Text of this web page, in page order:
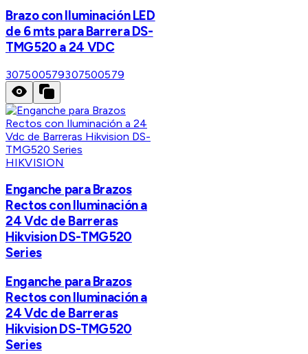
Brazo con Iluminación LED
de 6 mts para Barrera DS-
TMG520 a 24 VDC
307500579307500579
HIKVISION
Enganche para Brazos
Rectos con Iluminación a
24 Vdc de Barreras
Hikvision DS-TMG520
Series
Enganche para Brazos
Rectos con Iluminación a
24 Vdc de Barreras
Hikvision DS-TMG520
Series